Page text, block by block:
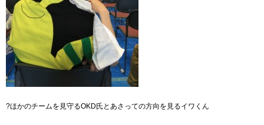
?ほかのチームを見守るOKD氏とあさっての方向を見るイワくん